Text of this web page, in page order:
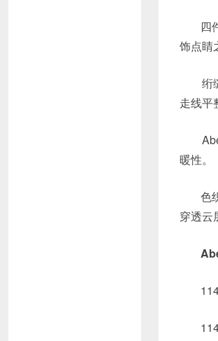
四
饰点睛
绗缝
走线平
Aber
暖性。
色
穿透云